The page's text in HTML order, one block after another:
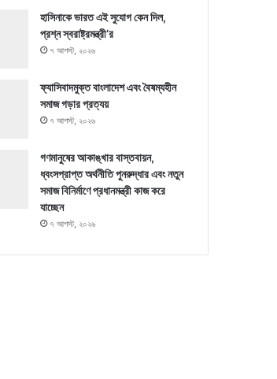
হাসিনাকে ভারত এই সুযোগ কেন দিল,
প্রশ্ন স্বরাষ্ট্রমন্ত্রী’র
৭ আগস্ট, ২০২৬
ফ্যাসিবাদমুক্ত বাংলাদেশ এবং বৈষম্যহীন
সমাজ গড়ার প্রত্যয়
৭ আগস্ট, ২০২৬
গণমানুষের আকাঙ্খার বাস্তবায়ন,
ধ্বংসপ্রাপ্ত অর্থনীতি পুনরুদ্ধার এবং নতুন
সমাজ বিনির্মাণে প্রধানমন্ত্রী কাজ করে
যাচ্ছেন
৭ আগস্ট, ২০২৬